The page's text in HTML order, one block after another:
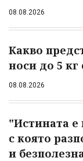
08.08.2026
Какво
носи до 5 кг
08.08.2026
"Истината е
с която
и